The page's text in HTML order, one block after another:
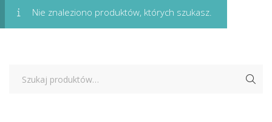
Nie znaleziono produktów, których szukasz.